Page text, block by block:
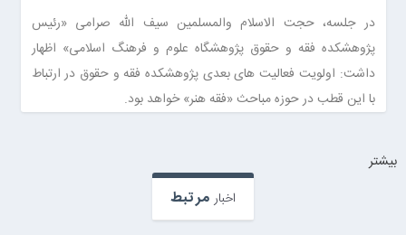
در جلسه، حجت الاسلام والمسلمین سیف الله صرامی «رئیس
پژوهشکده فقه و حقوق پژوهشگاه علوم و فرهنگ اسلامی» اظهار
داشت: اولویت فعالیت ‌های بعدی پژوهشکده فقه و حقوق در ارتباط
با این قطب در حوزه مباحث «فقه هنر» خواهد بود.
بيشتر
اخبار مرتبط